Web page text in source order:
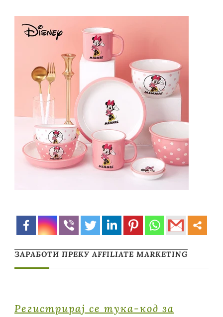
ЗАРАБОТИ ПРЕКУ AFFILIATE MARKETING
Регистрирај се тука-код за